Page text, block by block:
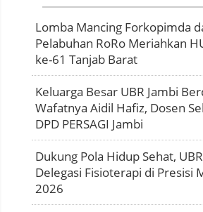
Lomba Mancing Forkopimda
Pelabuhan RoRo Meriahkan
ke-61 Tanjab Barat
Keluarga Besar UBR Jambi
Wafatnya Aidil Hafiz, Dosen
DPD PERSAGI Jambi
Dukung Pola Hidup Sehat,
Delegasi Fisioterapi di Presisi
2026